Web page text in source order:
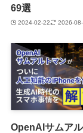
69選
2024-02-22 2026-
OpenAIサムア